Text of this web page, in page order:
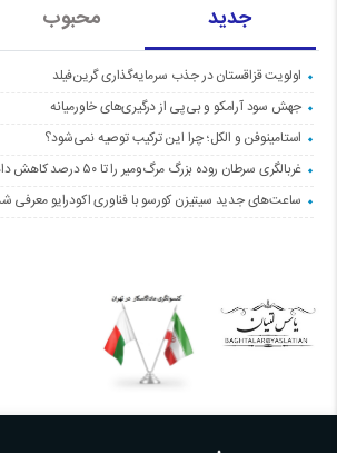
جدید محبوب
اولویت قزاقستان در جذب سرمایه‌گذاری گرین‌فیلد
جهش سود آرامکو و بی‌پی از درگیری‌های خاورمیانه
استامینوفن و الکل؛ چرا این ترکیب توصیه نمی‌شود؟
غربالگری سرطان روده بزرگ مرگ‌ومیر را تا ۵۰ درصد کاهش داد
ساعت‌های جدید سیتیزن کورسو با فناوری اکودرایو معرفی